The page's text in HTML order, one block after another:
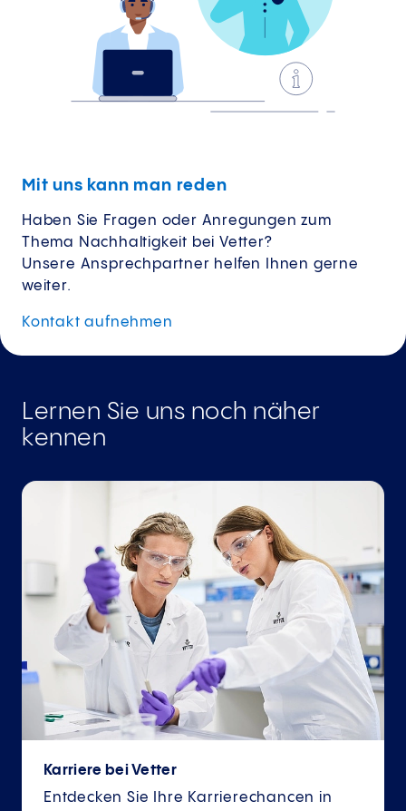
Mit uns kann man reden
Haben Sie Fragen oder Anregungen zum
Thema Nachhaltigkeit bei Vetter?
Unsere Ansprechpartner helfen Ihnen gerne
weiter.
Kontaktaufnehmen
Lernen Sie uns noch näher
kennen
Karriere bei Vetter
Entdecken Sie Ihre Karrierechancen in